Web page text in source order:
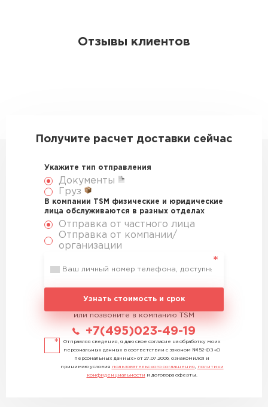
Отзывы клиентов
Получите расчет доставки сейчас
Укажите тип отправления
Документы
Груз
В компании TSM физические и юридические
лица обслуживаются в разных отделах
Отправка от частного лица
Отправка от компании/
организации
Узнать стоимость и срок
или позвоните в компанию TSM
+7(495)023-49-19
Отправляя сведения, я даю свое согласие на обработку моих
персональных данных в соответствии с законом №152-ФЗ «О
персональных данных» от 27.07.2006, ознакомился и
принимаю условия пользовательского соглашения
политики
конфиденциальности и договора оферты.